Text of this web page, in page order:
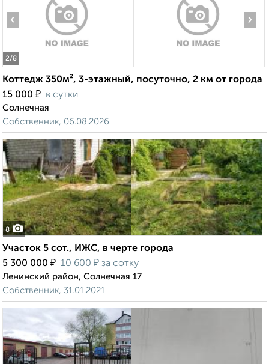
2/8
‹ ›
Коттедж 350м², 3-этажный, посуточно, 2 км от города
15 000 ₽ в сутки
Солнечная
Собственник, 06.08.2026
8
Участок 5 сот., ИЖС, в черте города
5 300 000 ₽ 10 600 ₽ за сотку
Ленинский район, Солнечная 17
Собственник, 31.01.2021